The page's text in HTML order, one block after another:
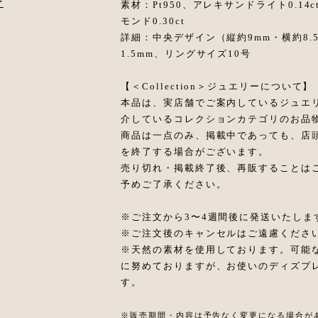
素材：Pt950、アレキサンドライト
モンド0.30ct
詳細：中央デザイン（縦約9mm・横約
1.5mm、リングサイズ10号
【＜Collection＞ジュエリーについて】
本品は、実店舗でご案内しているジュエ
介しているコレクションカテゴリのお品
商品は一点のみ、掲載中であっても、店
を終了する場合がございます。
売り切れ・掲載終了後、再販することは
予めご了承ください。
※ご注文から3〜4週間後に発送いたしま
※ご注文後のキャンセルはご遠慮くださ
※天然の素材を使用しております。可能
に努めておりますが、お使いのディズプ
す。
※販売期間・内容は予告なく変更になる場合が